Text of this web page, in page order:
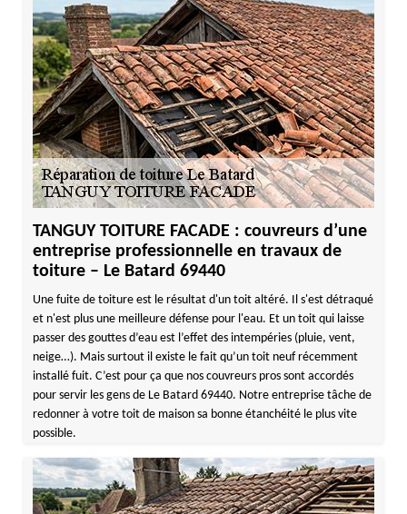
TANGUY TOITURE FACADE : couvreurs d’une
entreprise professionnelle en travaux de
toiture – Le Batard 69440
Une fuite de toiture est le résultat d'un toit altéré. Il s'est détraqué
et n'est plus une meilleure défense pour l'eau. Et un toit qui laisse
passer des gouttes d’eau est l’effet des intempéries (pluie, vent,
neige…). Mais surtout il existe le fait qu’un toit neuf récemment
installé fuit. C’est pour ça que nos couvreurs pros sont accordés
pour servir les gens de Le Batard 69440. Notre entreprise tâche de
redonner à votre toit de maison sa bonne étanchéité le plus vite
possible.